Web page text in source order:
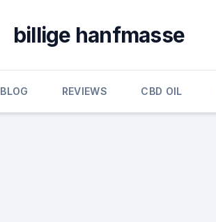
billige hanfmasse
BLOG REVIEWS CBD OIL